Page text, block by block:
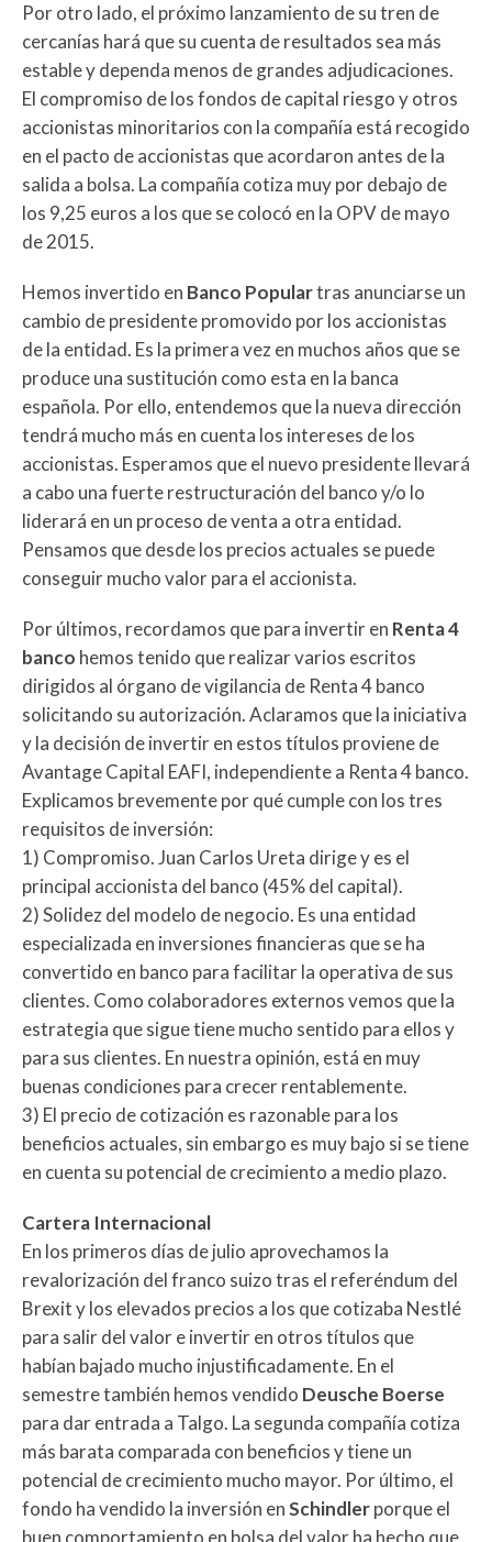
Por otro lado, el próximo lanzamiento de su tren de
cercanías hará que su cuenta de resultados sea más
estable y dependa menos de grandes adjudicaciones.
El compromiso de los fondos de capital riesgo y otros
accionistas minoritarios con la compañía está recogido
en el pacto de accionistas que acordaron antes de la
salida a bolsa. La compañía cotiza muy por debajo de
los 9,25 euros a los que se colocó en la OPV de mayo
de 2015.
Hemos invertido en Banco Populartras anunciarse un
cambio de presidente promovido por los accionistas
de la entidad. Es la primera vez en muchos años que se
produce una sustitución como esta en la banca
española. Por ello, entendemos que la nueva dirección
tendrá mucho más en cuenta los intereses de los
accionistas. Esperamos que el nuevo presidente llevará
a cabo una fuerte restructuración del banco y/o lo
liderará en un proceso de venta a otra entidad.
Pensamos que desde los precios actuales se puede
conseguir mucho valor para el accionista.
Por últimos, recordamos que para invertir en Renta4
banco hemos tenido que realizar varios escritos
dirigidos al órgano de vigilancia de Renta 4 banco
solicitando su autorización. Aclaramos que la iniciativa
y la decisión de invertir en estos títulos proviene de
Avantage Capital EAFI, independiente a Renta 4 banco.
Explicamos brevemente por qué cumple con los tres
requisitos de inversión:
1) Compromiso. Juan Carlos Ureta dirige y es el
principal accionista del banco (45% del capital).
2) Solidez del modelo de negocio. Es una entidad
especializada en inversiones financieras que se ha
convertido en banco para facilitar la operativa de sus
clientes. Como colaboradores externos vemos que la
estrategia que sigue tiene mucho sentido para ellos y
para sus clientes. En nuestra opinión, está en muy
buenas condiciones para crecer rentablemente.
3) El precio de cotización es razonable para los
beneficios actuales, sin embargo es muy bajo si se tiene
en cuenta su potencial de crecimiento a medio plazo.
Cartera Internacional
En los primeros días de julio aprovechamos la
revalorización del franco suizo tras el referéndum del
Brexit y los elevados precios a los que cotizaba Nestlé
para salir del valor e invertir en otros títulos que
habían bajado mucho injustificadamente. En el
semestre también hemos vendido Deusche Boerse
para dar entrada a Talgo. La segunda compañía cotiza
más barata comparada con beneficios y tiene un
potencial de crecimiento mucho mayor. Por último, el
fondo ha vendido la inversión enSchindlerporque el
buen comportamiento en bolsa del valor ha hecho que